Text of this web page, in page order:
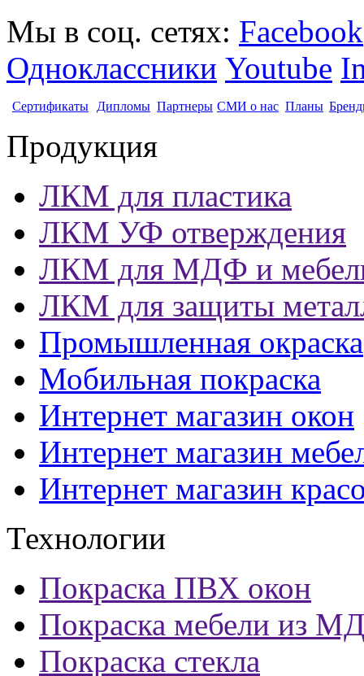
Мы в соц. сетях: Facebook
Одноклассники Youtube
Сертификаты Дипломы Партнеры СМИ о нас Планы
Продукция
ЛКМ для пластика
ЛКМ УФ отверждения
ЛКМ для МДФ и
ЛКМ для защиты
Промышленная окраска
Мобильная покраска
Интернет магазин окон
Интернет магазин
Интернет магазин
Технологии
Покраска ПВХ окон
Покраска мебели из
Покраска стекла